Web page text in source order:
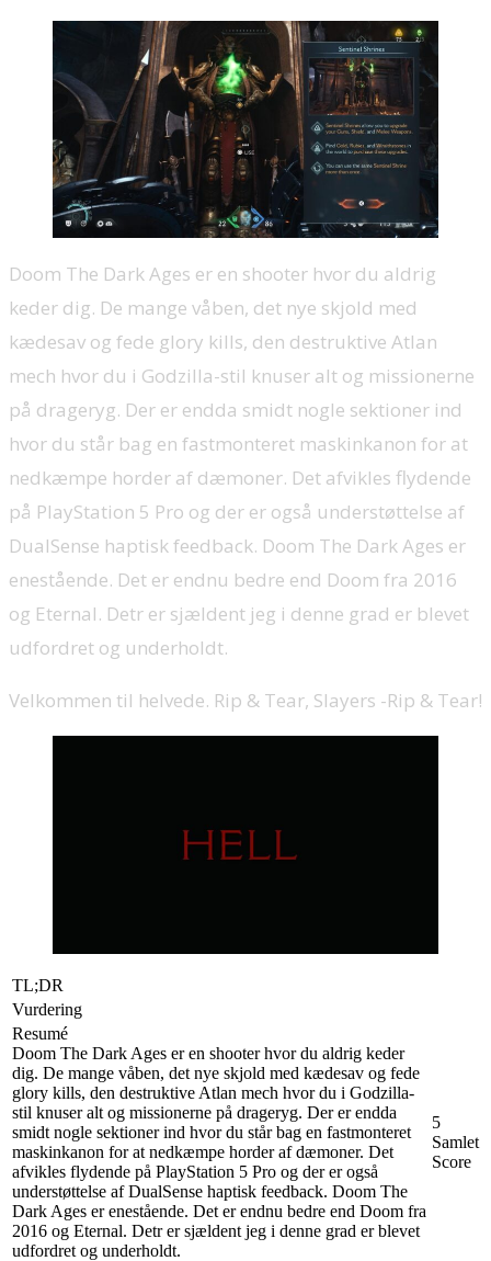
Doom The Dark Ages er en shooter hvor du aldrig
keder dig. De mange våben, det nye skjold med
kædesav og fede glory kills, den destruktive Atlan
mech hvor du i Godzilla-stil knuser alt og missionerne
på drageryg. Der er endda smidt nogle sektioner ind
hvor du står bag en fastmonteret maskinkanon for at
nedkæmpe horder af dæmoner. Det afvikles flydende
på PlayStation 5 Pro og der er også understøttelse af
DualSense haptisk feedback. Doom The Dark Ages er
enestående. Det er endnu bedre end Doom fra 2016
og Eternal. Detr er sjældent jeg i denne grad er blevet
udfordret og underholdt.
Velkommen til helvede. Rip & Tear, Slayers -Rip & Tear!
TL;DR
Vurdering
Resumé
Doom The Dark Ages er en shooter hvor du aldrig keder
dig. De mange våben, det nye skjold med kædesav og fede
glory kills, den destruktive Atlan mech hvor du i Godzilla-
stil knuser alt og missionerne på drageryg. Der er endda
smidt nogle sektioner ind hvor du står bag en fastmonteret
maskinkanon for at nedkæmpe horder af dæmoner. Det
afvikles flydende på PlayStation 5 Pro og der er også
understøttelse af DualSense haptisk feedback. Doom The
Dark Ages er enestående. Det er endnu bedre end Doom fra
2016 og Eternal. Detr er sjældent jeg i denne grad er blevet
udfordret og underholdt.
5
Samlet
Score